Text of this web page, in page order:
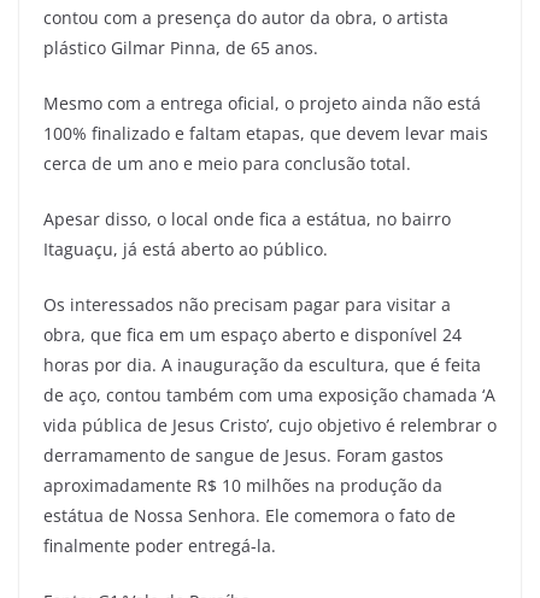
contou com a presença do autor da obra, o artista
plástico Gilmar Pinna, de 65 anos.
Mesmo com a entrega oficial, o projeto ainda não está
100% finalizado e faltam etapas, que devem levar mais
cerca de um ano e meio para conclusão total.
Apesar disso, o local onde fica a estátua, no bairro
Itaguaçu, já está aberto ao público.
Os interessados não precisam pagar para visitar a
obra, que fica em um espaço aberto e disponível 24
horas por dia. A inauguração da escultura, que é feita
de aço, contou também com uma exposição chamada ‘A
vida pública de Jesus Cristo’, cujo objetivo é relembrar o
derramamento de sangue de Jesus. Foram gastos
aproximadamente R$ 10 milhões na produção da
estátua de Nossa Senhora. Ele comemora o fato de
finalmente poder entregá-la.